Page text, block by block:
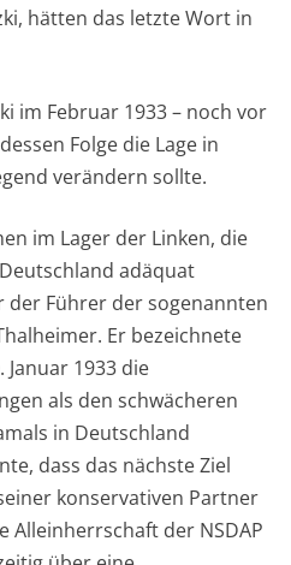
hätten das letzte Wort in
im Februar 1933 – noch vor
Folge die Lage in
verändern sollte.
im Lager der Linken, die
adäquat
Führer der sogenannten
Er bezeichnete
1933 die
als den schwächeren
in Deutschland
dass das nächste Ziel
konservativen Partner
Alleinherrschaft der NSDAP